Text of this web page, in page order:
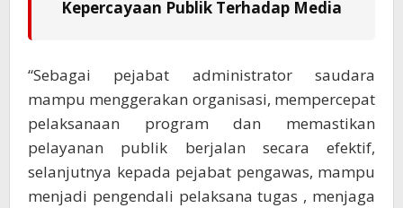
Kepercayaan Publik Terhadap Media
“Sebagai pejabat administrator saudara
mampu menggerakan organisasi, mempercepat
pelaksanaan program dan memastikan
pelayanan publik berjalan secara efektif,
selanjutnya kepada pejabat pengawas, mampu
menjadi pengendali pelaksana tugas , menjaga